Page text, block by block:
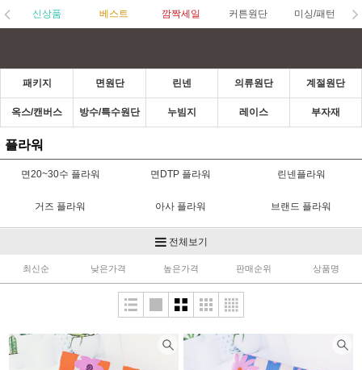
신상품 베스트 깜짝세일 커튼원단 미싱/패턴
패키지 면원단 린넨 의류원단 계절원단
옥스/캔버스 방수/특수원단 누빔지 레이스 부자재
플라워
면20~30수 플라워 면DTP 플라워 린넨플라워
거즈 플라워 아사 플라워 브랜드 플라워
수입/보세 플라워
전체보기
최신순 낮은가격 높은가격 판매순위 상품명